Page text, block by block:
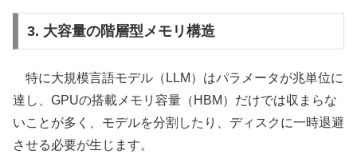
3. 大容量の階層型メモリ構造
特に大規模言語モデル（LLM）はパラメータが兆単位に
達し、GPUの搭載メモリ容量（HBM）だけでは収まらな
いことが多く、モデルを分割したり、ディスクに一時退避
させる必要が生じます。